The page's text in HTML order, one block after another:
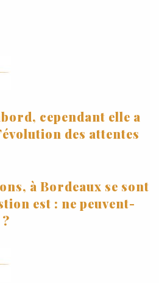
cependant elle a
des attentes
à Bordeaux se sont
est : ne peuvent-